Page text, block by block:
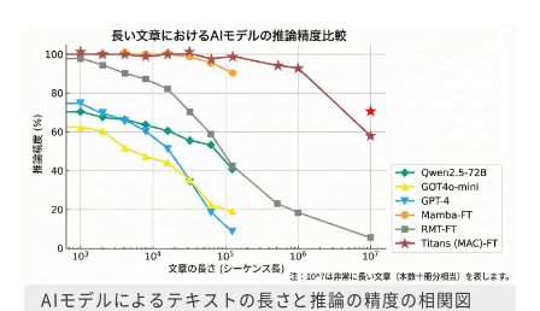
AIモデルによるテキストの長さと推論の精度の相関図